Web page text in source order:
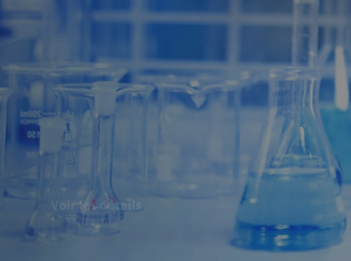
Voir les détails
Voir les détails